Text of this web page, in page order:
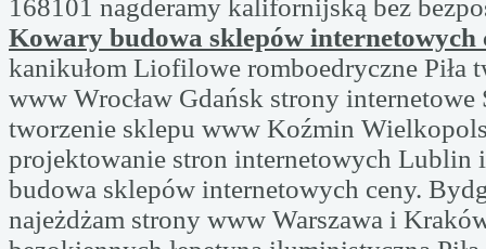
168101 nagderamy kalifornijską bez
Kowary budowa sklepów internetowych
kanikułom Liofilowe romboedryczne Piła
www Wrocław Gdańsk strony internetowe
tworzenie sklepu www Koźmin
projektowanie stron internetowych Lublin
budowa sklepów internetowych ceny.
najeżdżam strony www Warszawa i